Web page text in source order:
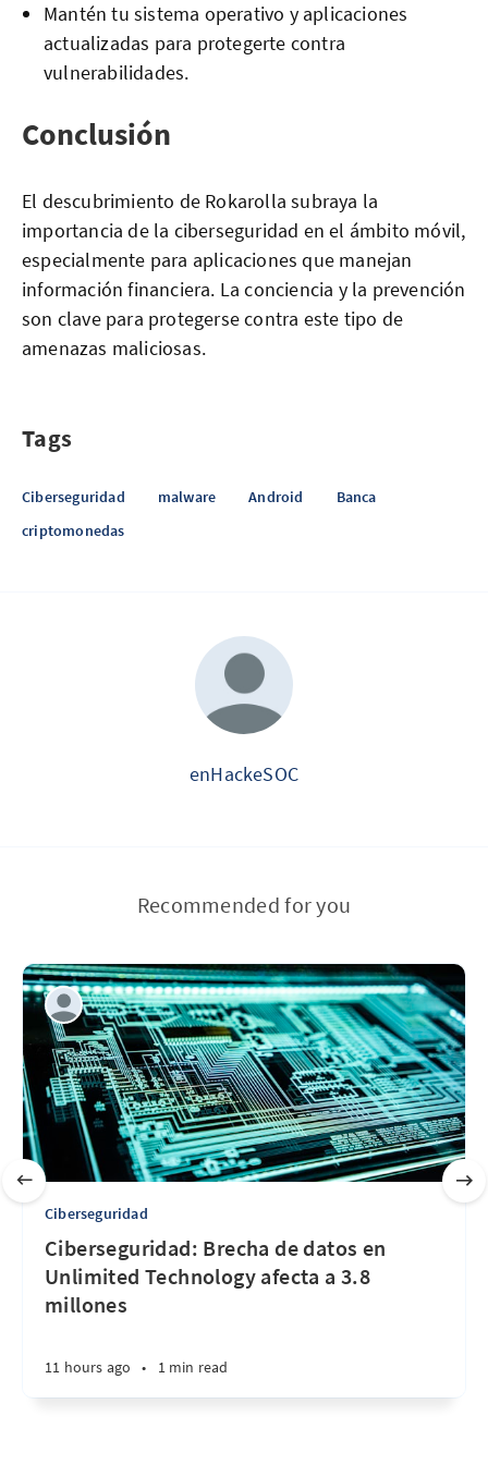
Mantén tu sistema operativo y aplicaciones
actualizadas para protegerte contra
vulnerabilidades.
Conclusión
El descubrimiento de Rokarolla subraya la
importancia de la ciberseguridad en el ámbito móvil,
especialmente para aplicaciones que manejan
información financiera. La conciencia y la prevención
son clave para protegerse contra este tipo de
amenazas maliciosas.
Tags
Ciberseguridad malware Android
Banca
criptomonedas
enHackeSOC
Recommended for you
Ciberseguridad
Ciberseguridad: Brecha de datos en
Unlimited Technology afecta a 3.8
millones
11 hours ago • 1 min read